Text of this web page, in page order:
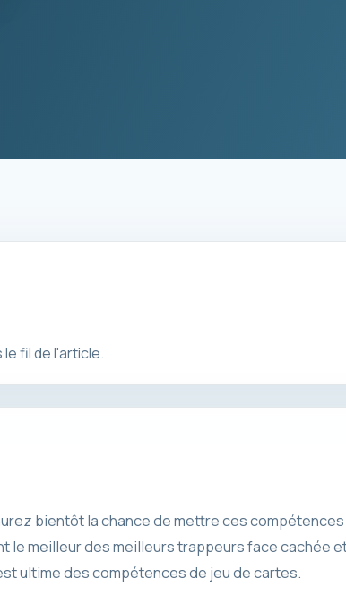
fil de l'article.
bientôt la chance de mettre ces compétences
le meilleur des meilleurs trappeurs face cachée
ultime des compétences de jeu de cartes.